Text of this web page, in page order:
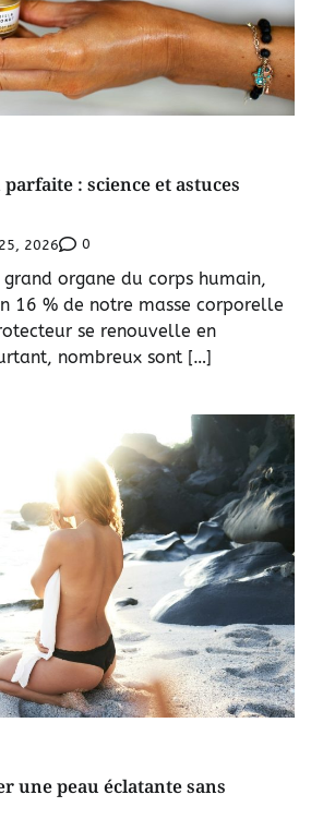
parfaite : science et astuces
2026 0
organe du corps humain,
16 % de notre masse corporelle
se renouvelle en
nombreux sont […]
une peau éclatante sans